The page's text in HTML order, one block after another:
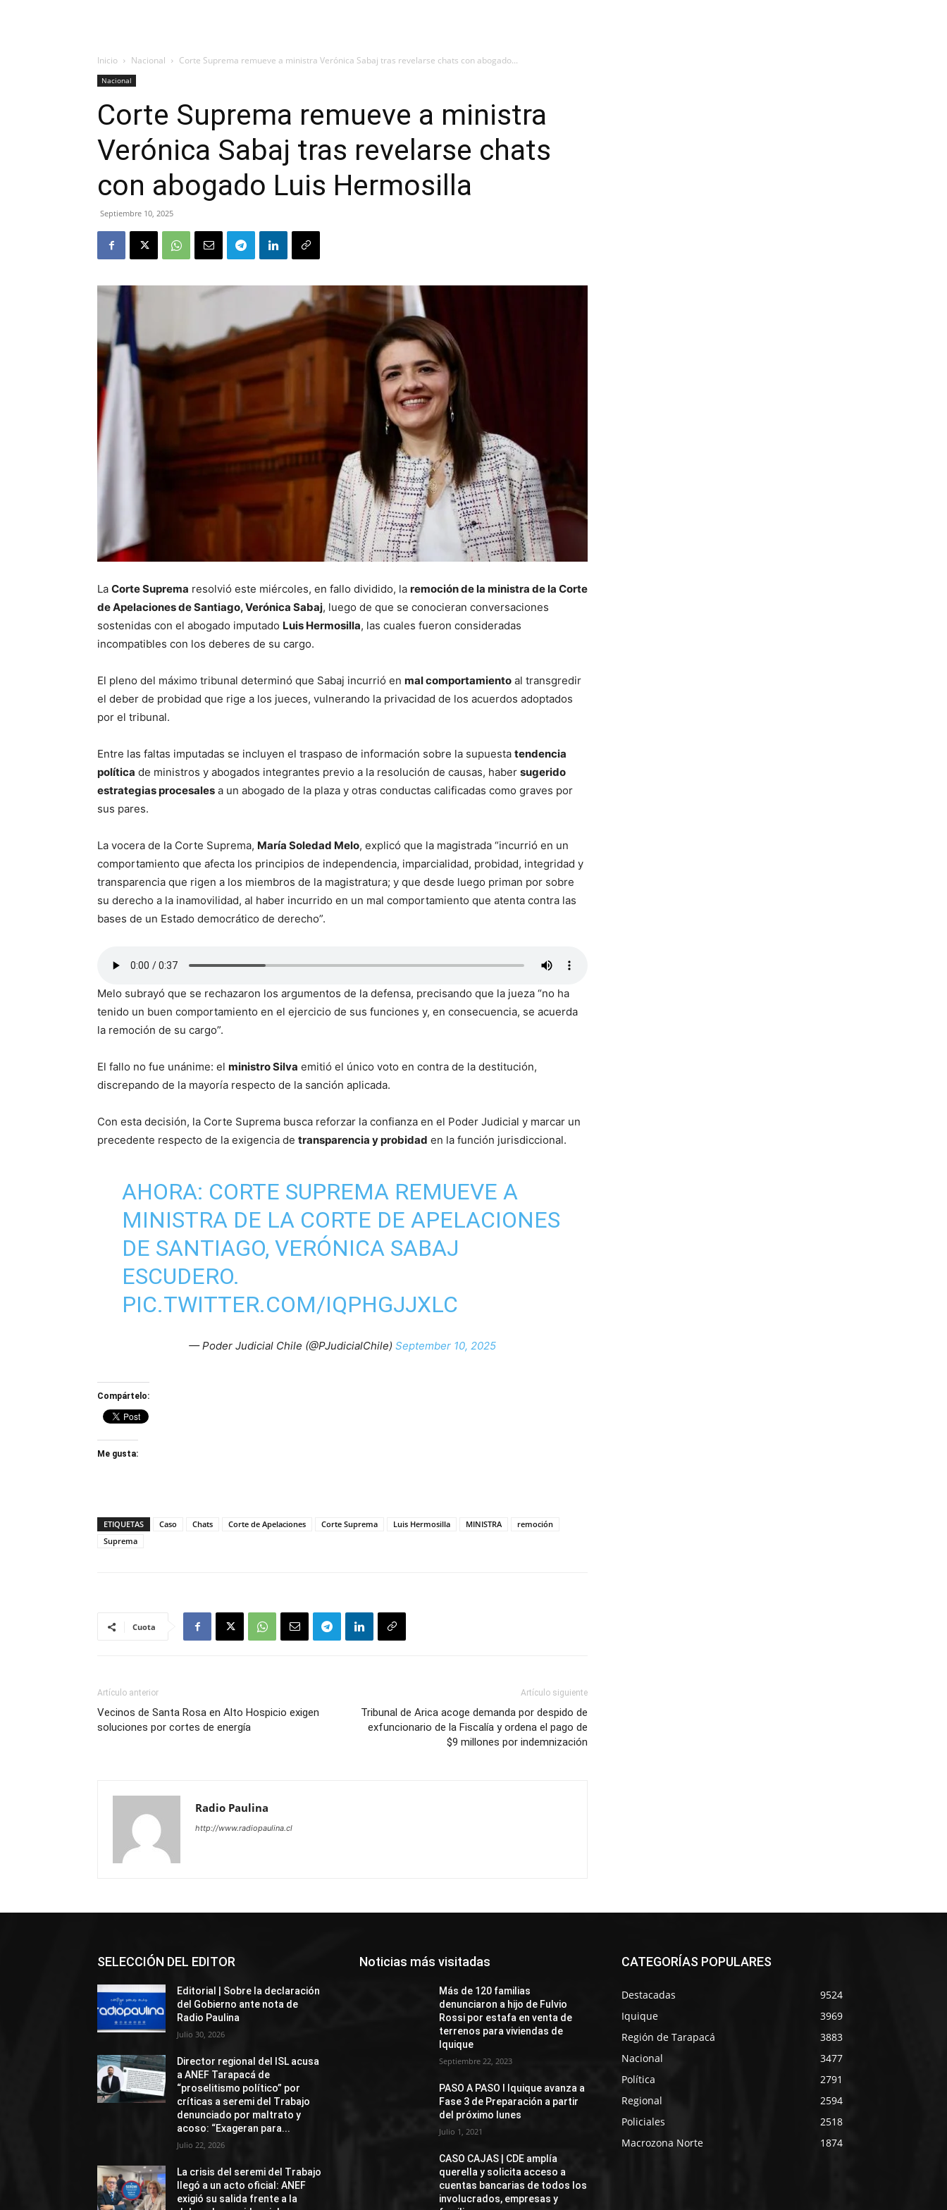
Inicio Nacional Corte Suprema remueve a ministra Verónica Sabaj tras revelarse chats con abogado...
Nacional
Corte Suprema remueve a ministra
Verónica Sabaj tras revelarse chats
con abogado Luis Hermosilla
Septiembre 10, 2025
La Corte Suprema resolvió este miércoles, en fallo dividido, la remoción de la ministra de la Corte
de Apelaciones de Santiago, Verónica Sabaj, luego de que se conocieran conversaciones
sostenidas con el abogado imputado Luis Hermosilla, las cuales fueron consideradas
incompatibles con los deberes de su cargo.
El pleno del máximo tribunal determinó que Sabaj incurrió en mal comportamiento al transgredir
el deber de probidad que rige a los jueces, vulnerando la privacidad de los acuerdos adoptados
por el tribunal.
Entre las faltas imputadas se incluyen el traspaso de información sobre la supuesta tendencia
política de ministros y abogados integrantes previo a la resolución de causas, haber sugerido
estrategias procesales a un abogado de la plaza y otras conductas calificadas como graves por
sus pares.
La vocera de la Corte Suprema, María Soledad Melo, explicó que la magistrada “incurrió en un
comportamiento que afecta los principios de independencia, imparcialidad, probidad, integridad y
transparencia que rigen a los miembros de la magistratura; y que desde luego priman por sobre
su derecho a la inamovilidad, al haber incurrido en un mal comportamiento que atenta contra las
bases de un Estado democrático de derecho”.
Melo subrayó que se rechazaron los argumentos de la defensa, precisando que la jueza “no ha
tenido un buen comportamiento en el ejercicio de sus funciones y, en consecuencia, se acuerda
la remoción de su cargo”.
El fallo no fue unánime: el ministro Silva emitió el único voto en contra de la destitución,
discrepando de la mayoría respecto de la sanción aplicada.
Con esta decisión, la Corte Suprema busca reforzar la confianza en el Poder Judicial y marcar un
precedente respecto de la exigencia de transparencia y probidad en la función jurisdiccional.
AHORA: CORTE SUPREMA REMUEVE A
MINISTRA DE LA CORTE DE APELACIONES
DE SANTIAGO, VERÓNICA SABAJ
ESCUDERO.
PIC.TWITTER.COM/IQPHGJJXLC
— Poder Judicial Chile (@PJudicialChile) September 10, 2025
Compártelo:
Me gusta:
ETIQUETAS Caso Chats Corte de Apelaciones Corte Suprema Luis Hermosilla MINISTRA
remoción
Suprema
Cuota
Artículo anterior
Vecinos de Santa Rosa en Alto Hospicio exigen
soluciones por cortes de energía
Artículo siguiente
Tribunal de Arica acoge demanda por despido de
exfuncionario de la Fiscalía y ordena el pago de
$9 millones por indemnización
Radio Paulina
http://www.radiopaulina.cl
SELECCIÓN DEL EDITOR
Editorial | Sobre la declaración
del Gobierno ante nota de
Radio Paulina
Julio 30, 2026
Director regional del ISL acusa
a ANEF Tarapacá de
“proselitismo político” por
críticas a seremi del Trabajo
denunciado por maltrato y
acoso: “Exageran para...
Julio 22, 2026
La crisis del seremi del Trabajo
llegó a un acto oficial: ANEF
exigió su salida frente a la
Noticias más visitadas
Más de 120 familias
denunciaron a hijo de Fulvio
Rossi por estafa en venta de
terrenos para viviendas de
Iquique
Septiembre 22, 2023
PASO A PASO I Iquique avanza a
Fase 3 de Preparación a partir
del próximo lunes
Julio 1, 2021
CASO CAJAS | CDE amplía
querella y solicita acceso a
cuentas bancarias de todos los
involucrados, empresas y
CATEGORÍAS POPULARES
Destacadas
9524
Iquique
3969
Región de Tarapacá
3883
Nacional
3477
Política
2791
Regional
2594
Policiales
2518
Macrozona Norte
1874